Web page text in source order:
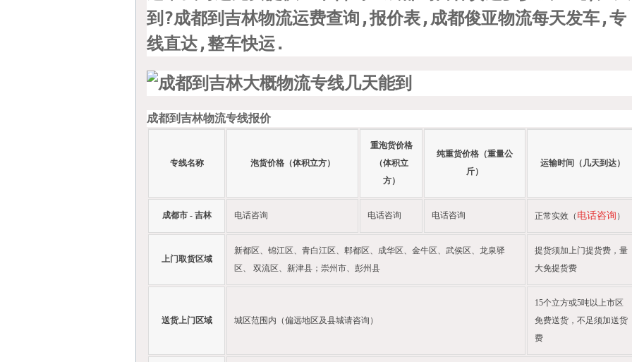
到?成都到吉林物流运费查询,报价表,成都俊亚物流每天发车,专
线直达,整车快运.
成都到吉林物流专线报价
专线名称 泡货价格（体积立方）
重泡货价格
（体积立
方）
纯重货价格（重量公
斤）
运输时间（几天到达）
成都市 - 吉林 电话咨询 电话咨询 电话咨询 正常实效（ 电话咨询 ）
上门取货区域
新都区、锦江区、青白江区、郫都区、成华区、金牛区、武侯区、龙泉驿
区、 双流区、新津县；崇州市、彭州县
提货须加上门提货费，量
大免提货费
送货上门区域 城区范围内（偏远地区及县城请咨询）
15个立方或5吨以上市区
免费送货，不足须加送货
费